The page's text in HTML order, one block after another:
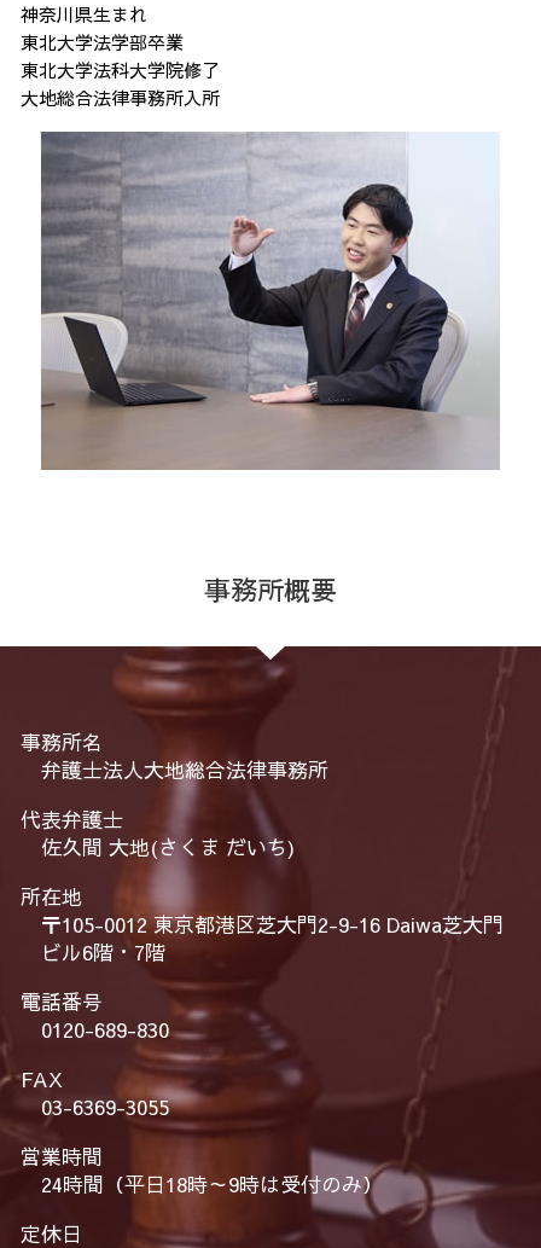
神奈川県生まれ
東北大学法学部卒業
東北大学法科大学院修了
大地総合法律事務所入所
事務所概要
事務所名
弁護士法人大地総合法律事務所
代表弁護士
佐久間 大地(さくま だいち)
所在地
〒105-0012 東京都港区芝大門2-9-16 Daiwa芝大門
ビル6階・7階
電話番号
0120-689-830
FAX
03-6369-3055
営業時間
24時間（平日18時～9時は受付のみ）
定休日